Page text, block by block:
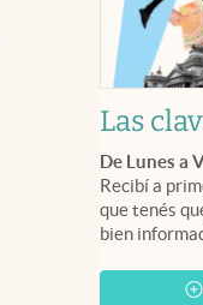
Las
De Lunes a
Recibí a
que tenés
bien